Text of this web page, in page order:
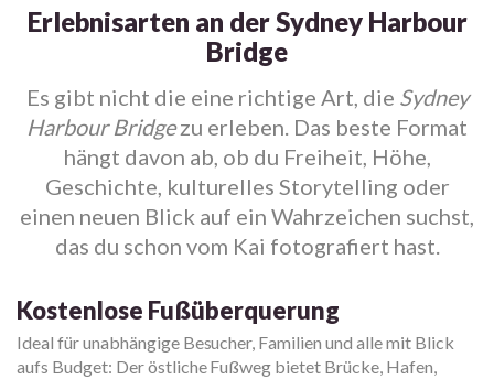
Erlebnisarten an der Sydney Harbour
Bridge
Es gibt nicht die eine richtige Art, die Sydney
Harbour Bridgezu erleben. Das beste Format
hängt davon ab, ob du Freiheit, Höhe,
Geschichte, kulturelles Storytelling oder
einen neuen Blick auf ein Wahrzeichen suchst,
das du schon vom Kai fotografiert hast.
Kostenlose Fußüberquerung
Ideal für unabhängige Besucher, Familien und alle mit Blick
aufs Budget: Der östliche Fußweg bietet Brücke, Hafen,